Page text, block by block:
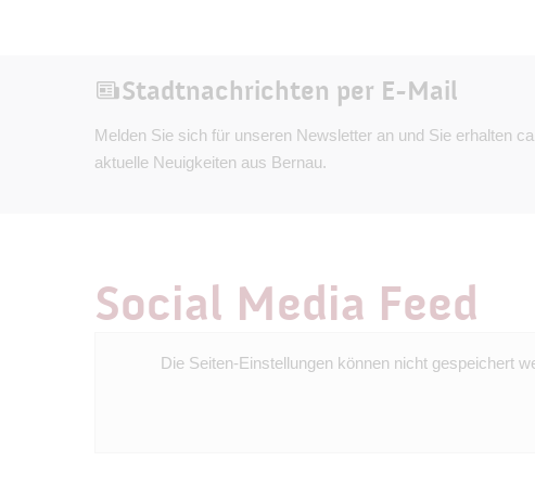
Erlebnis für die ganze Familie.) Samstag, 8.
Uhr/Einlass ab 8 Uhr: Taolu-Wettkämpfe,
Waren/Kultur und eine Ausstellung zur Chin
Sonntag, 9. August 2026, 9 Uhr/Einlass ab 8
Stadtnachrichten per E-Mail
Melden Sie sich für unseren Newsletter an und Sie erhalten
aktuelle Neuigkeiten aus Bernau.
Social Media Feed
Die Seiten-Einstellungen können nicht gespeichert